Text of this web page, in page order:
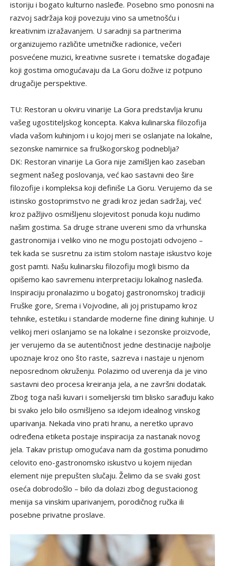
istoriju i bogato kulturno nasleđe. Posebno smo ponosni na
razvoj sadržaja koji povezuju vino sa umetnošću i
kreativnim izražavanjem. U saradnji sa partnerima
organizujemo različite umetničke radionice, večeri
posvećene muzici, kreativne susrete i tematske događaje
koji gostima omogućavaju da La Goru dožive iz potpuno
drugačije perspektive.
TU: Restoran u okviru vinarije La Gora predstavlja krunu
vašeg ugostiteljskog koncepta. Kakva kulinarska filozofija
vlada vašom kuhinjom i u kojoj meri se oslanjate na lokalne,
sezonske namirnice sa fruškogorskog podneblja?
DK: Restoran vinarije La Gora nije zamišljen kao zaseban
segment našeg poslovanja, već kao sastavni deo šire
filozofije i kompleksa koji definiše La Goru. Verujemo da se
istinsko gostoprimstvo ne gradi kroz jedan sadržaj, već
kroz pažljivo osmišljenu slojevitost ponuda koju nudimo
našim gostima. Sa druge strane uvereni smo da vrhunska
gastronomija i veliko vino ne mogu postojati odvojeno –
tek kada se susretnu za istim stolom nastaje iskustvo koje
gost pamti. Našu kulinarsku filozofiju mogli bismo da
opišemo kao savremenu interpretaciju lokalnog nasleđa.
Inspiraciju pronalazimo u bogatoj gastronomskoj tradiciji
Fruške gore, Srema i Vojvodine, ali joj pristupamo kroz
tehnike, estetiku i standarde moderne fine dining kuhinje. U
velikoj meri oslanjamo se na lokalne i sezonske proizvode,
jer verujemo da se autentičnost jedne destinacije najbolje
upoznaje kroz ono što raste, sazreva i nastaje u njenom
neposrednom okruženju. Polazimo od uverenja da je vino
sastavni deo procesa kreiranja jela, a ne završni dodatak.
Zbog toga naši kuvari i somelijerski tim blisko sarađuju kako
bi svako jelo bilo osmišljeno sa idejom idealnog vinskog
uparivanja. Nekada vino prati hranu, a neretko upravo
određena etiketa postaje inspiracija za nastanak novog
jela. Takav pristup omogućava nam da gostima ponudimo
celovito eno-gastronomsko iskustvo u kojem nijedan
element nije prepušten slučaju. Želimo da se svaki gost
oseća dobrodošlo – bilo da dolazi zbog degustacionog
menija sa vinskim uparivanjem, porodičnog ručka ili
posebne privatne proslave.